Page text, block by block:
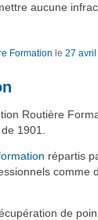
aucune
Formation le 27
Routière
1901.
répartis
comme
de poin